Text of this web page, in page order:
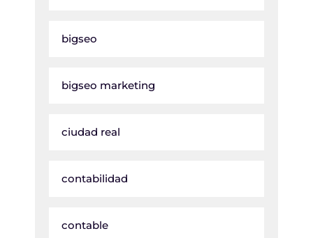
bigseo
bigseo marketing
ciudad real
contabilidad
contable